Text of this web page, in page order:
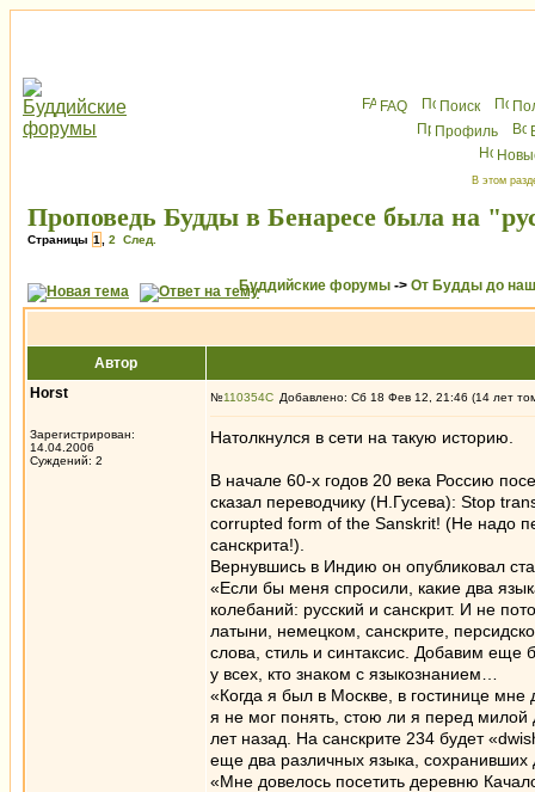
FAQ Поиск
Профиль
В этом
Проповедь Будды в Бенаресе была на
Страницы 1 2 След.
Буддийские форумы -> От Будды до
Автор
Horst
Зарегистрирован:
14.04.2006
Суждений: 2
№110354 Добавлено: Сб 18 Фев 12, 21:46 (14 лет
Натолкнулся в сети на такую историю.
В начале 60-х годов 20 века Россию
сказал переводчику (Н.Гусева): Stop
corrupted form of the Sanskrit! (Не надо
санскрита!).
Вернувшись в Индию он опубликовал
«Если бы меня спросили, какие два
колебаний: русский и санскрит. И не
латыни, немецком, санскрите,
слова, стиль и синтаксис. Добавим еще
у всех, кто знаком с языкознанием…
«Когда я был в Москве, в гостинице
я не мог понять, стою ли я перед милой
лет назад. На санскрите 234 будет
еще два различных языка,
«Мне довелось посетить деревню